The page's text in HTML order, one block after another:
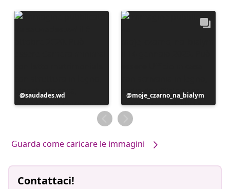
Post
pubblicato
saudades.wd
Post
pubblicato
da
moje_czarno_na_bialym
Guarda come caricare le immagini
Contattaci!